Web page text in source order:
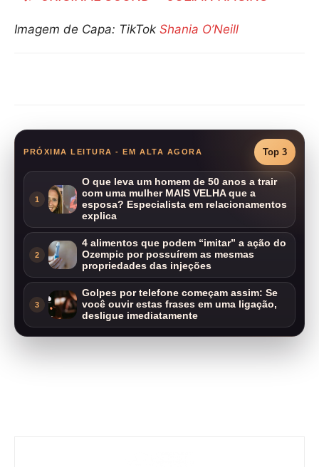
Imagem de Capa: TikTok Shania O’Neill
PRÓXIMA LEITURA - EM ALTA AGORA Top 3
1
O que leva um homem de 50 anos a trair
com uma mulher MAIS VELHA que a
esposa? Especialista em relacionamentos
explica
2
4 alimentos que podem “imitar” a ação do
Ozempic por possuírem as mesmas
propriedades das injeções
3
Golpes por telefone começam assim: Se
você ouvir estas frases em uma ligação,
desligue imediatamente